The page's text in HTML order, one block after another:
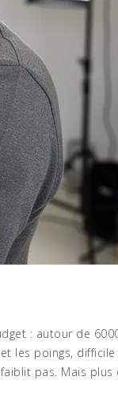
: autour de
les poings, difficile
pas. Mais plus